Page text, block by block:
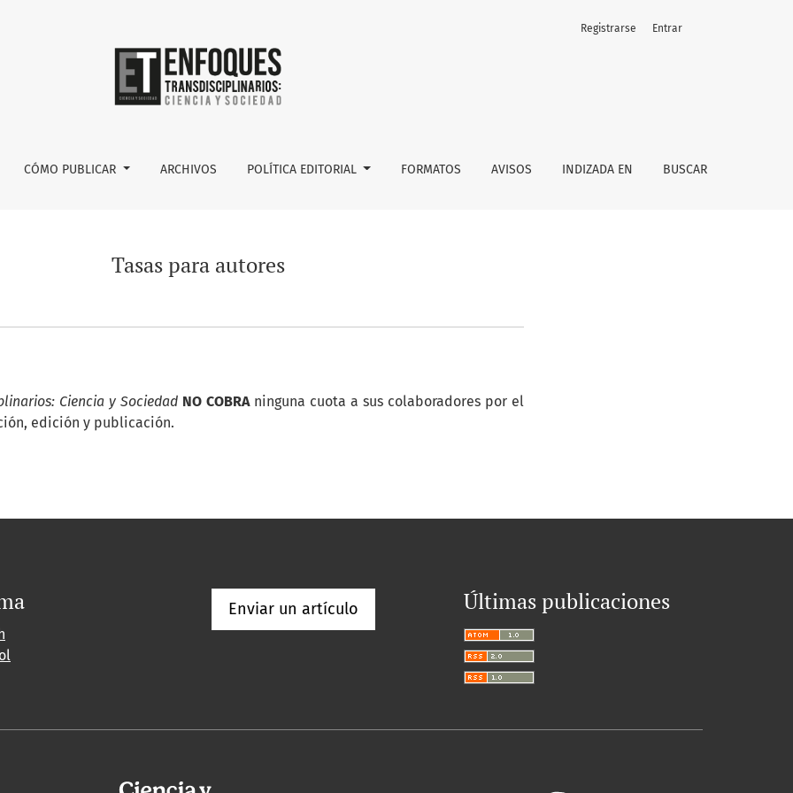
CÓMO PUBLICAR ARCHIVOS POLÍTICA EDITORIAL FORMATOS AVISOS INDIZADA EN BUSCAR
Registrarse Entrar
Tasas para autores
Ciencia y Sociedad NO COBRAninguna cuota a sus colaboradores por el
edición y publicación.
Enviar un artículo Últimas publicaciones